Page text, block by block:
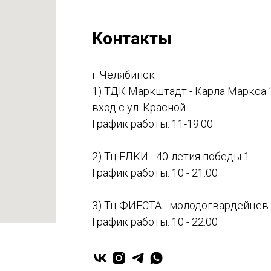
Контакты
г Челябинск
1) ТДК Маркштадт - Карла Маркса
вход с ул. Красной
График работы: 11-19:00
2) Тц ЕЛКИ - 40-летия победы 1
График работы: 10 - 21:00
3) Тц ФИЕСТА - молодогвардейцев
График работы: 10 - 22:00